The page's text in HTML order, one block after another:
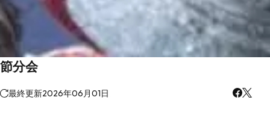
節分会
最終更新2026年06月01日